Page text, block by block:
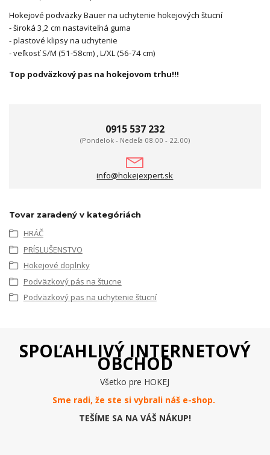
Hokejové podväzky Bauer na uchytenie hokejových štucní
- široká 3,2 cm nastaviteľná guma
- plastové klipsy na uchytenie
- veľkosť S/M (51-58cm) , L/XL (56-74 cm)
Top podväzkový pas na hokejovom trhu!!!
0915 537 232
(Pondelok - Nedeľa 08.00 - 22.00)
info@hokejexpert.sk
Tovar zaradený v kategóriách
HRÁČ
PRÍSLUŠENSTVO
Hokejové doplnky
Podväzkový pás na štucne
Podväzkový pas na uchytenie štucní
SPOĽAHLIVÝ INTERNETOVÝ
OBCHOD
Všetko pre HOKEJ
Sme radi, že ste si vybrali náš e-shop.
TEŠÍME SA NA VÁŠ NÁKUP!